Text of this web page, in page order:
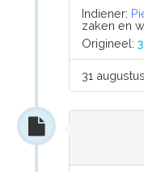
Indiener:
zaken en
Origineel:
31